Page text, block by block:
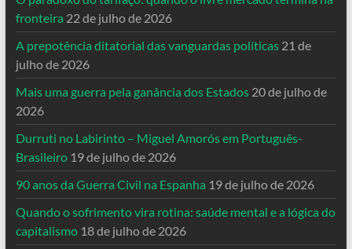
fronteira 22 de julho de 2026
A prepotência ditatorial das vanguardas políticas 21 de
julho de 2026
Mais uma guerra pela ganância dos Estados 20 de julho de
2026
Durruti no Labirinto – Miguel Amorós em Português-
Brasileiro 19 de julho de 2026
90 anos da Guerra Civil na Espanha 19 de julho de 2026
Quando o sofrimento vira rotina: saúde mental e a lógica do
capitalismo 18 de julho de 2026